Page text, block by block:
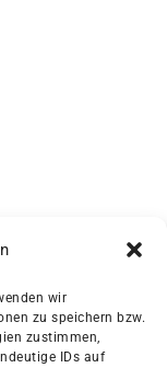
wir
zu speichern bzw.
zustimmen,
IDs auf